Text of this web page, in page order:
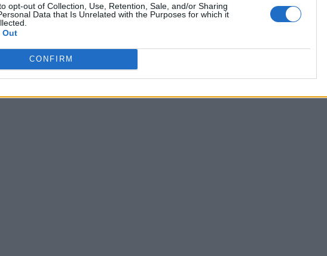
opt-out of Collection, Use, Retention, Sale, and/or Sharing
Data that Is Unrelated with the Purposes for which it
Out
CONFIRM